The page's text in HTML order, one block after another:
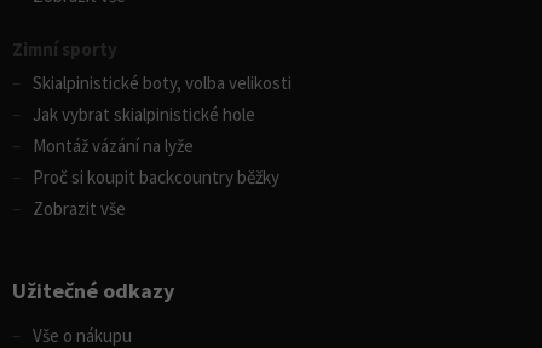
Zimní sporty
Skialpinistické boty, volba velikosti
Jak vybrat skialpinistické hole
Montáž vázání na lyže
Proč si koupit backcountry běžky
Zobrazit vše
Užitečné odkazy
Vše o nákupu